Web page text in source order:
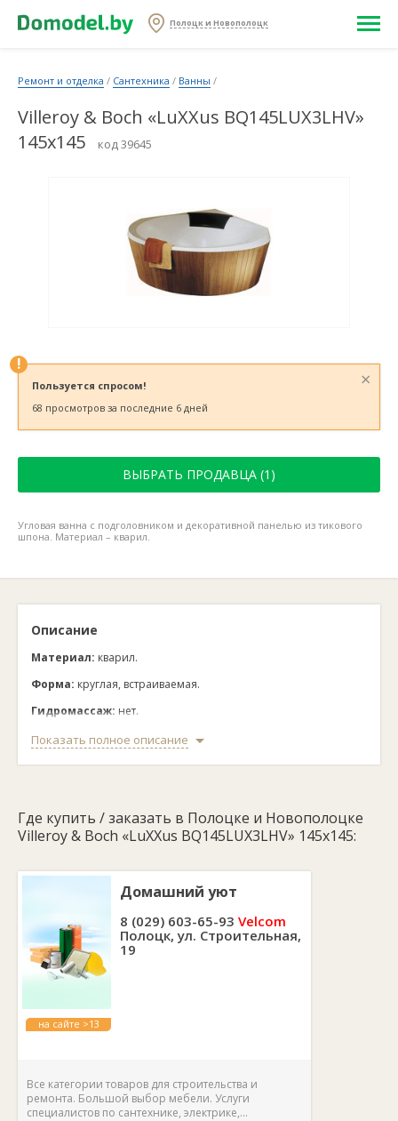
Полоцк и Новополоцк
Ремонт и отделка / Сантехника / Ванны /
Villeroy & Boch «LuXXus BQ145LUX3LHV»
145x145
код 39645
!
×
Пользуется спросом!
68 просмотров за последние 6 дней
ВЫБРАТЬ ПРОДАВЦА (1)
Угловая ванна с подголовником и декоративной панелью из тикового
шпона. Материал – кварил.
Описание
Материал: кварил.
Форма: круглая, встраиваемая.
Гидромассаж: нет.
Комплектация:ножки, подголовник.
Страна:Германия.
Показать полное описание
Где купить / заказать в Полоцке и Новополоцке
Villeroy & Boch «LuXXus BQ145LUX3LHV» 145x145:
на сайте >13
Домашний уют
8 (029) 603-65-93 Velcom
Полоцк, ул. Строительная,
19
Все категории товаров для строительства и
ремонта. Большой выбор мебели. Услуги
специалистов по сантехнике, электрике,...